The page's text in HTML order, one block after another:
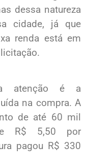
dessa natureza
cidade, já que
renda está em
atenção é a
na compra. A
de até 60 mil
R$ 5,50 por
pagou R$ 330